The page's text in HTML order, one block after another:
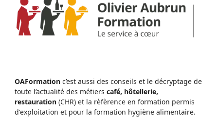
OAFormation c’est aussi des conseils et le décryptage de
toute l’actualité des métiers café, hôtellerie,
restauration (CHR) et la rèfèrence en formation permis
d'exploitation et pour la formation hygiène alimentaire.